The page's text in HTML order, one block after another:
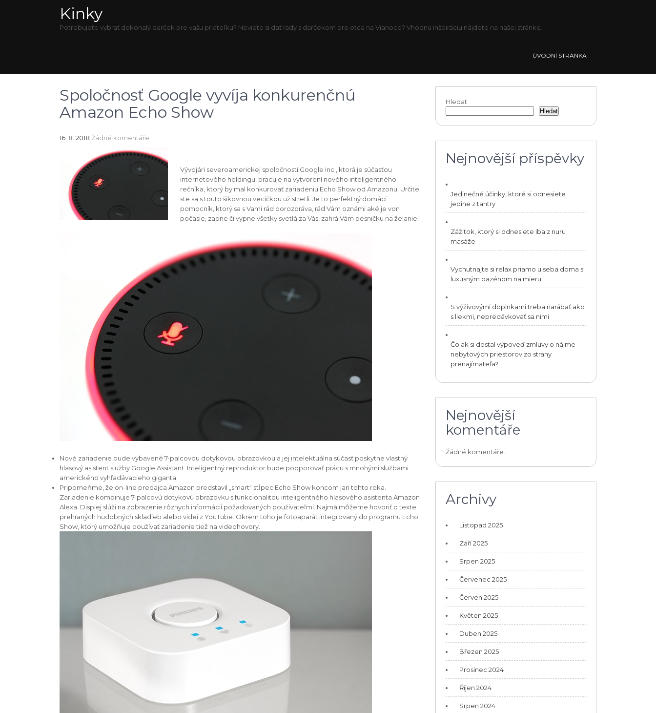
Kinky
Potrebujete vybrať dokonalý darček pre vašu priateľku? Neviete si dať rady s darčekom pre otca na Vianoce? Vhodnú inšpiráciu nájdete na našej stránke.
ÚVODNÍ STRÁNKA
Spoločnosť Google vyvíja konkurenčnú
Amazon Echo Show
16. 8. 2018 Žádné komentáře
Vývojári severoamerickej spoločnosti Google Inc., ktorá je súčasťou
internetového holdingu, pracuje na vytvorení nového inteligentného
rečníka, ktorý by mal konkurovať zariadeniu Echo Show od Amazonu. Určite
ste sa s touto šikovnou vecičkou už stretli. Je to perfektný domáci
pomocník, ktorý sa s Vami rád porozpráva, rád Vám oznámi aké je von
počasie, zapne či vypne všetky svetlá za Vás, zahrá Vám pesničku na želanie.
Nové zariadenie bude vybavené 7-palcovou dotykovou obrazovkou a jej intelektuálna súčasť poskytne vlastný
hlasový asistent služby Google Assistant. Inteligentný reproduktor bude podporovať prácu s mnohými službami
amerického vyhľadávacieho giganta.
Pripomeňme, že on-line predajca Amazon predstavil „smart“ stĺpec Echo Show koncom jari tohto roka.
Zariadenie kombinuje 7-palcovú dotykovú obrazovku s funkcionalitou inteligentného hlasového asistenta Amazon
Alexa. Displej slúži na zobrazenie rôznych informácií požadovaných používateľmi. Najmä môžeme hovoriť o texte
prehraných hudobných skladieb alebo videí z YouTube. Okrem toho je fotoaparát integrovaný do programu Echo
Show, ktorý umožňuje používať zariadenie tiež na videohovory.
Hledat
Hledat
Nejnovější příspěvky
Jedinečné účinky, ktoré si odnesiete
jedine z tantry
Zážitok, ktorý si odnesiete iba z nuru
masáže
Vychutnajte si relax priamo u seba doma s
luxusným bazénom na mieru
S výživovými doplnkami treba narábať ako
s liekmi, nepredávkovať sa nimi
Čo ak si dostal výpoveď zmluvy o nájme
nebytových priestorov zo strany
prenajímateľa?
Nejnovější
komentáře
Žádné komentáře.
Archivy
Listopad 2025
Září 2025
Srpen 2025
Červenec 2025
Červen 2025
Květen 2025
Duben 2025
Březen 2025
Prosinec 2024
Říjen 2024
Srpen 2024